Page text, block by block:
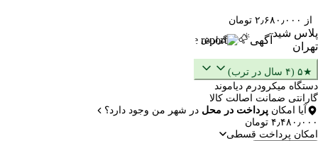
از ۲٫۶۸۰٫۰۰۰ تومان
پلاس شید
تهران
آگهی گزارش
★۵ (۴ سال در ترب)
دستگاه میکرودرم دیاموند
گارانتی ضمانت اصالت کالا
آیا امکان پرداخت در محل در شهر من وجود دارد؟
۴٫۴۸۰٫۰۰۰ تومان
امکان پرداخت قسطی